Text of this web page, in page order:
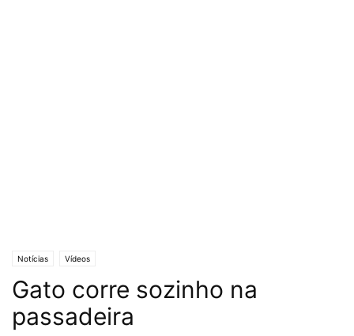
Notícias Vídeos
Gato corre sozinho na
passadeira